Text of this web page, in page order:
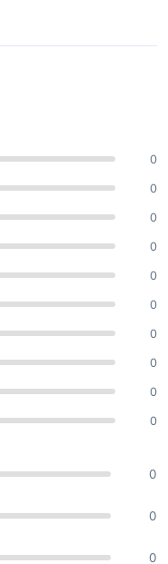
0
0
0
0
0
0
0
0
0
0
0
0
0